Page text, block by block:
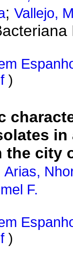
; Vallejo,
)
in
city
Arias,
F.
)